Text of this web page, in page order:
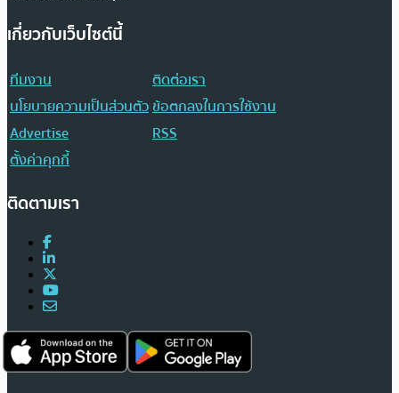
เกี่ยวกับเว็บไซต์นี้
ทีมงาน
ติดต่อเรา
นโยบายความเป็นส่วนตัวข้อตกลงในการใช้งาน
Advertise
RSS
ตั้งค่าคุกกี้
ติดตามเรา